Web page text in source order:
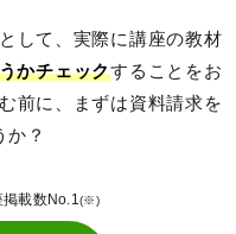
して、実際に講座の教材
かチェックすることをお
前に、まずは資料請求を
か？
掲載数No.1(※)